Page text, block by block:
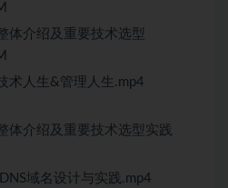
体介绍及重要技术选型
术人生&管理人生.mp4
体介绍及重要技术选型实践
域名设计与实践.mp4